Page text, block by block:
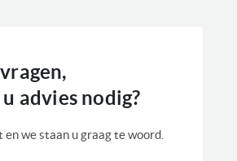
advies nodig?
en we staan u graag te woord.